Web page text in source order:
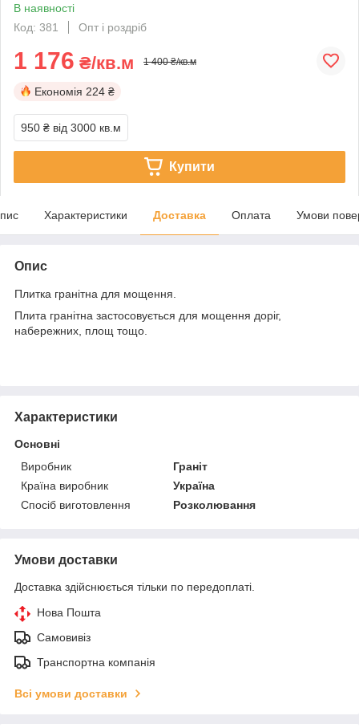
В наявності
Код: 381
Опт і роздріб
1 176 ₴/кв.м 1 400 ₴/кв.м
Економія 224 ₴
950 ₴ від 3000 кв.м
Купити
Характеристики Доставка Оплата Умови
Опис
Плитка гранітна для мощення.
Плита гранітна застосовується для мощення доріг,
набережних, площ тощо.
Характеристики
Основні
Виробник
Граніт
Країна виробник
Україна
Спосіб виготовлення
Розколювання
Умови доставки
Доставка здійснюється тільки по передоплаті.
Нова Пошта
Самовивіз
Транспортна компанія
Всі умови доставки